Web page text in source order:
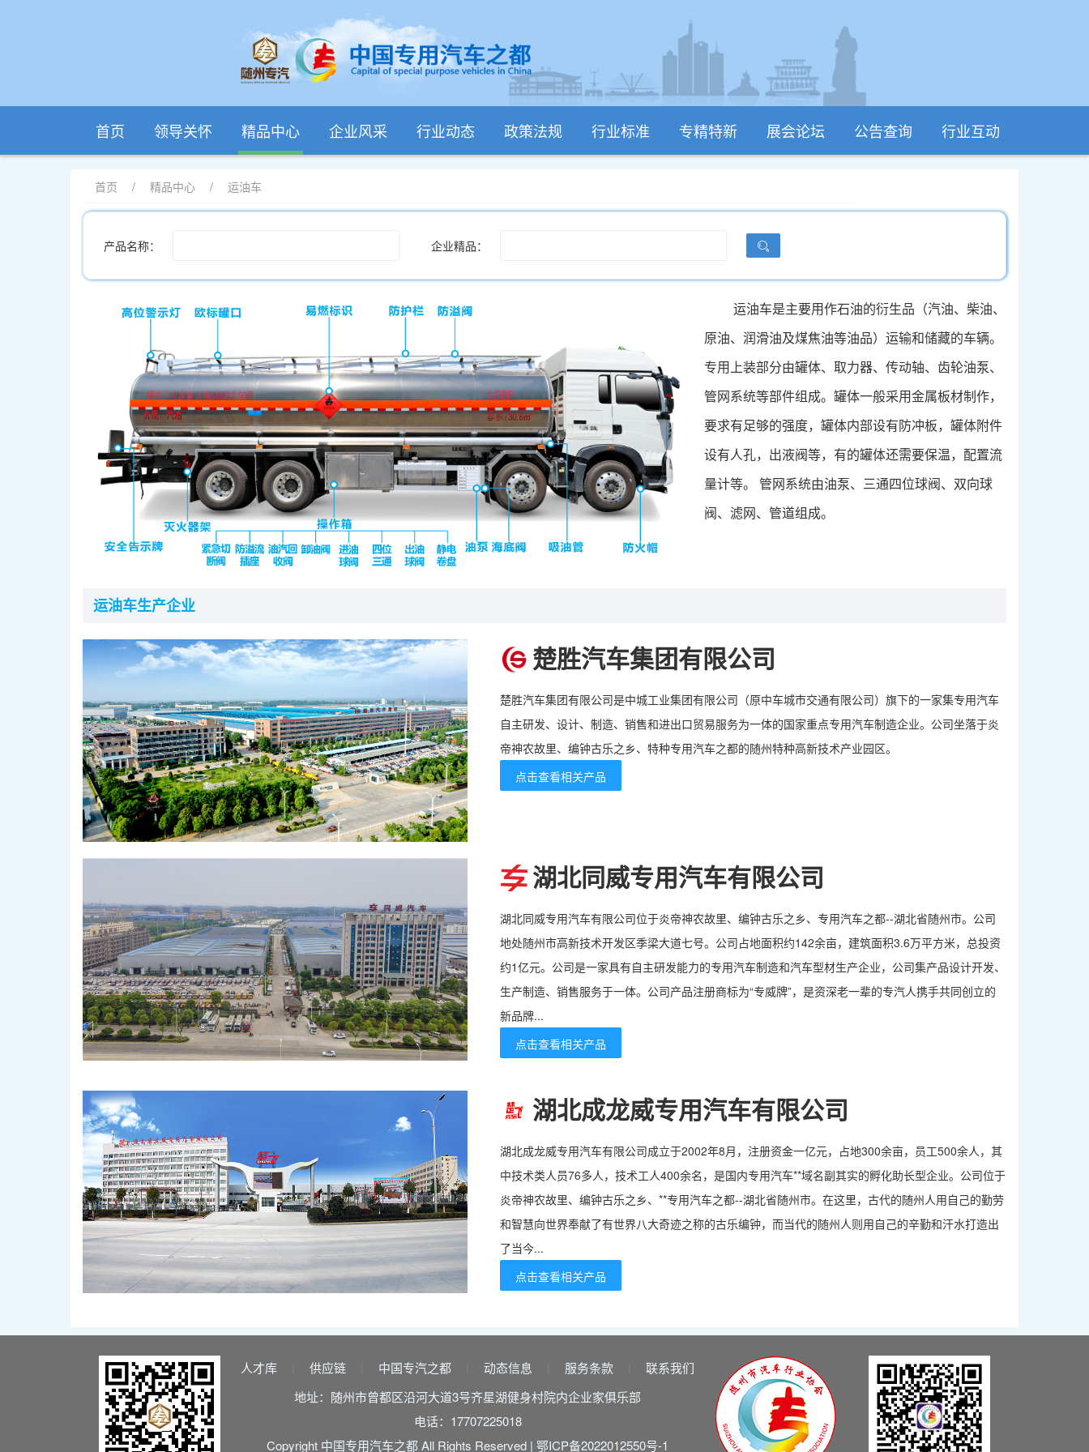
首页 领导关怀 精品中心 企业风采 行业动态 政策法规 行业标准 专精特新 展会论坛 公告查询 行业互动
首页 / 精品中心 / 运油车
产品名称： 企业精品：
运油车是主要用作石油的衍生品（汽油、柴油、
原油、润滑油及煤焦油等油品）运输和储藏的车辆。
专用上装部分由罐体、取力器、传动轴、齿轮油泵、
管网系统等部件组成。罐体一般采用金属板材制作，
要求有足够的强度，罐体内部设有防冲板，罐体附件
设有人孔，出液阀等，有的罐体还需要保温，配置流
量计等。 管网系统由油泵、三通四位球阀、双向球
阀、滤网、管道组成。
运油车生产企业
楚胜汽车集团有限公司
楚胜汽车集团有限公司是中城工业集团有限公司（原中车城市交通有限公司）旗下的一家集专用汽车
自主研发、设计、制造、销售和进出口贸易服务为一体的国家重点专用汽车制造企业。公司坐落于炎
帝神农故里、编钟古乐之乡、特种专用汽车之都的随州特种高新技术产业园区。
点击查看相关产品
湖北同威专用汽车有限公司
湖北同威专用汽车有限公司位于炎帝神农故里、编钟古乐之乡、专用汽车之都--湖北省随州市。公司
地处随州市高新技术开发区季梁大道七号。公司占地面积约142余亩，建筑面积3.6万平方米，总投资
约1亿元。公司是一家具有自主研发能力的专用汽车制造和汽车型材生产企业，公司集产品设计开发、
生产制造、销售服务于一体。公司产品注册商标为“专威牌”，是资深老一辈的专汽人携手共同创立的
新品牌...
点击查看相关产品
湖北成龙威专用汽车有限公司
湖北成龙威专用汽车有限公司成立于2002年8月，注册资金一亿元，占地300余亩，员工500余人，其
中技术类人员76多人，技术工人400余名，是国内专用汽车**域名副其实的孵化助长型企业。公司位于
炎帝神农故里、编钟古乐之乡、**专用汽车之都--湖北省随州市。在这里，古代的随州人用自己的勤劳
和智慧向世界奉献了有世界八大奇迹之称的古乐编钟，而当代的随州人则用自己的辛勤和汗水打造出
了当今...
点击查看相关产品
人才库 供应链 中国专汽之都 动态信息 服务条款
联系我们
地址：随州市曾都区沿河大道3号齐星湖健身村院内企业家俱乐部
电话：17707225018
Copyright 中国专用汽车之都 All Rights Reserved | 鄂ICP备2022012550号-1